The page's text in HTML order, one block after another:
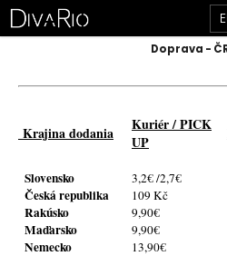
Prejsť
na
obsah
Doprava -
Krajina dodania
Kuriér / PICK
UP
Slovensko 3,2€ /2,7€
Česká republika 109 Kč
Rakúsko 9,90€
Maďarsko 9,90€
Nemecko 13,90€
K
o
o
p
o
t
r
e